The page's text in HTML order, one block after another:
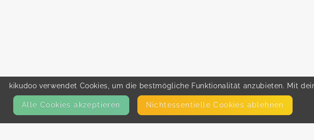
kikudoo verwendet Cookies, um die bestmögliche Funktionalität anzubieten. Mit
Alle Cookies akzeptieren Nicht­essentielle Cookies ablehnen